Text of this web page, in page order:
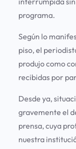
programa.
Según lo
piso, el
produjo como
recibidas por
Desde ya,
gravemente el
prensa, cuya
nuestra